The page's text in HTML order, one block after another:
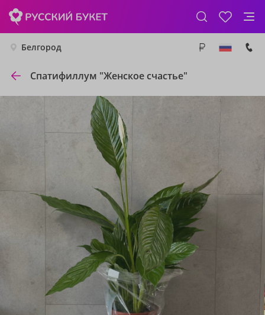
Белгород
Спатифиллум "Женское счастье"